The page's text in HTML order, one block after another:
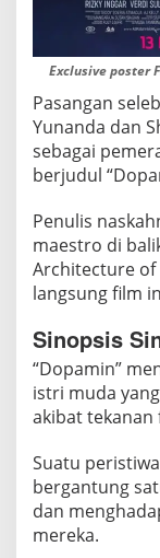
Exclusive poster
Pasangan
Yunanda dan
sebagai
berjudul
Penulis
maestro di
Architecture of
langsung film
Sinopsis
“Dopamin”
istri muda
akibat tekanan
Suatu
bergantung
dan
mereka.